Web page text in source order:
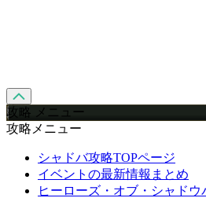
攻略 メニュー
攻略メニュー
シャドバ攻略TOPページ
イベントの最新情報まとめ
ヒーローズ・オブ・シャド